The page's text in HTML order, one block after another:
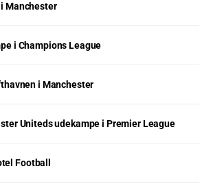
Manchester
i Champions League
i Manchester
Uniteds udekampe i Premier League
Football